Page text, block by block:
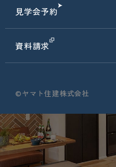
見学会予約
資料請求
©ヤマト住建株式会社